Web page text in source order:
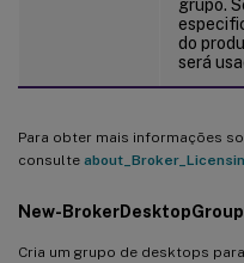
grupo.
do
será
Para obter mais informações
consulte
New-BrokerDesktopGroup
Cria um grupo de desktops